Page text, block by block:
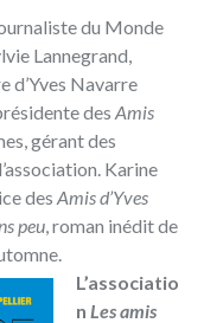
du Monde
Lannegrand,
d’Yves Navarre
des Amis
gérant des
Karine
des Amis d’Yves
peu , roman inédit de
L’associatio
n Les amis